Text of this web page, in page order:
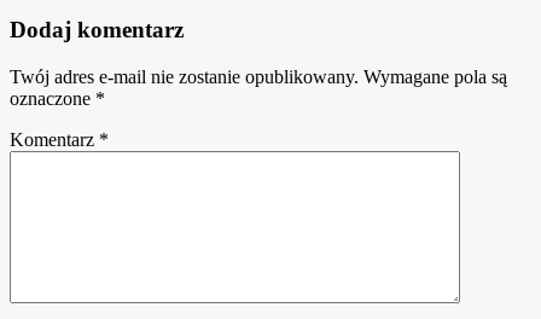
Dodaj komentarz
Twój adres e-mail nie zostanie opublikowany. Wymagane pola są
oznaczone *
Komentarz *